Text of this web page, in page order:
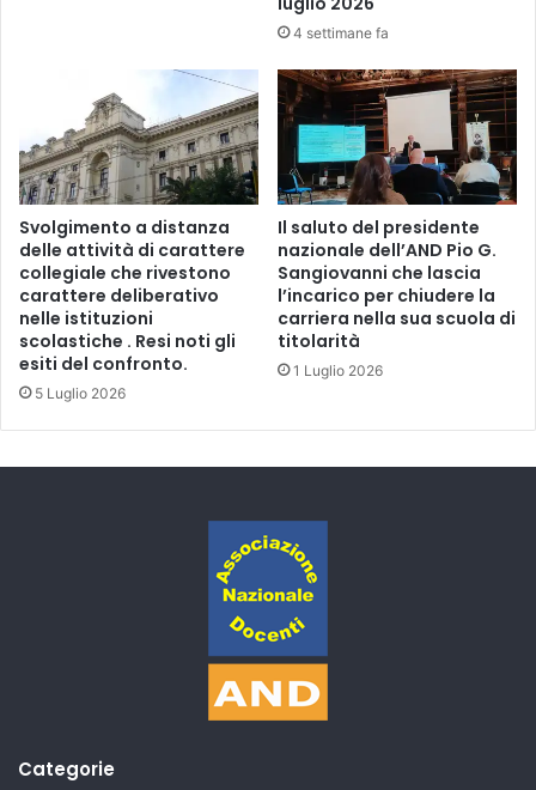
4 settimane fa
Svolgimento a distanza
delle attività di carattere
collegiale che rivestono
carattere deliberativo
nelle istituzioni
scolastiche . Resi noti gli
esiti del confronto.
5 Luglio 2026
Il saluto del presidente
nazionale dell’AND Pio G.
Sangiovanni che lascia
l’incarico per chiudere la
carriera nella sua scuola di
titolarità
1 Luglio 2026
Categorie